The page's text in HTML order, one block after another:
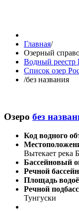
Главная/
Озерный
Водный реестр
Список озер
/без названия
Озеро без
Код водного
Вытекает река
Бассейновый
Речной
Площадь
Речной
Тунгуски